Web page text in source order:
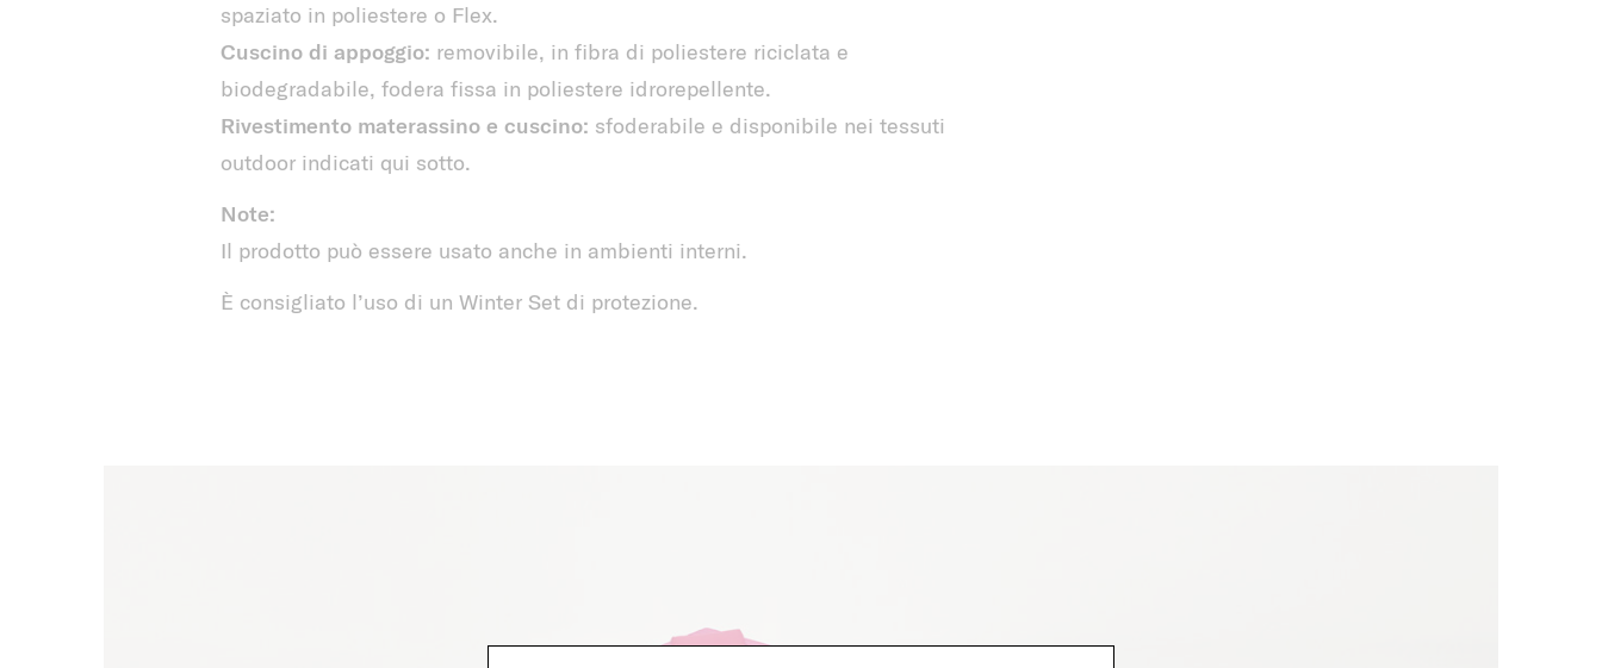
spaziato in poliestere o Flex.
Cuscino di appoggio: removibile, in fibra di poliestere riciclata e
biodegradabile, fodera fissa in poliestere idrorepellente.
Rivestimento materassino e cuscino: sfoderabile e disponibile nei tessuti
outdoor indicati qui sotto.
Note:
Il prodotto può essere usato anche in ambienti interni.
È consigliato l’uso di un Winter Set di protezione.